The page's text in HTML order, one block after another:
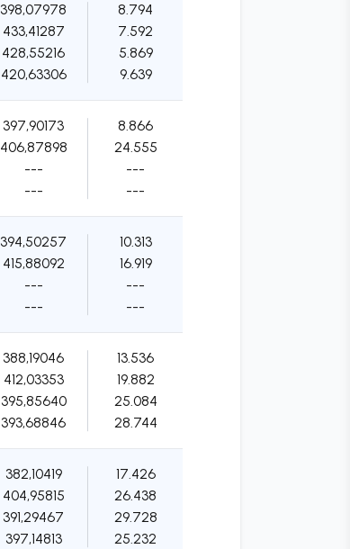
398,07978
433,41287
428,55216
420,63306
8.794
7.592
5.869
9.639
397,90173
406,87898
---
---
8.866
24.555
---
---
394,50257
415,88092
---
---
10.313
16.919
---
---
388,19046
412,03353
395,85640
393,68846
13.536
19.882
25.084
28.744
382,10419
404,95815
391,29467
397,14813
17.426
26.438
29.728
25.232